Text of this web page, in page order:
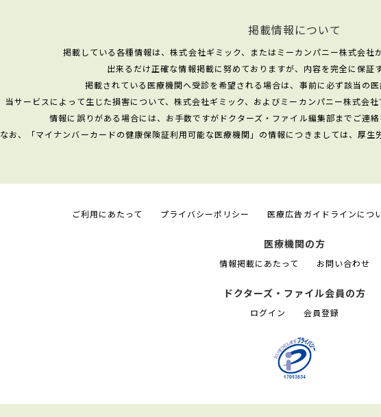
掲載情報について
掲載している各種情報は、株式会社ギミック、またはミーカンパニー株式会社
出来るだけ正確な情報掲載に努めておりますが、内容を完全に保証
掲載されている医療機関へ受診を希望される場合は、事前に必ず該当の医
当サービスによって生じた損害について、株式会社ギミック、およびミーカンパニー株式会
情報に誤りがある場合には、お手数ですがドクターズ・ファイル編集部までご連絡
なお、「マイナンバーカードの健康保険証利用可能な医療機関」の情報につきましては、厚生
ご利用にあたって プライバシーポリシー 医療広告ガイドラインにつ
医療機関の方
情報掲載にあたって お問い合わせ
ドクターズ・ファイル会員の方
ログイン 会員登録